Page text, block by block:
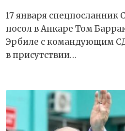
17 января
посол в Анкаре Том
Эрбиле с командующим
в присутствии…